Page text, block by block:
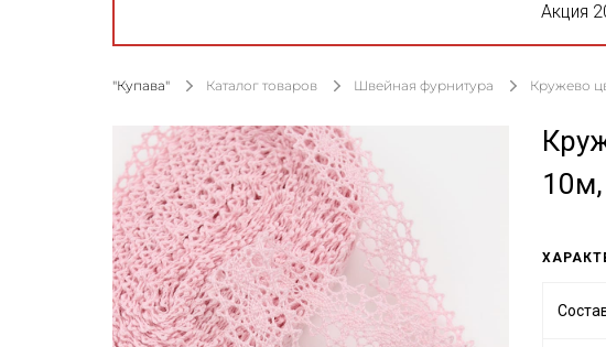
Акция
"Купава" Каталог товаров Швейная фурнитура Кружево